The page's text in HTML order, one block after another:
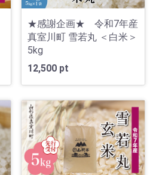
★感謝企画★ 令和7年産
真室川町 雪若丸 ＜白米＞
5kg
12,500 pt